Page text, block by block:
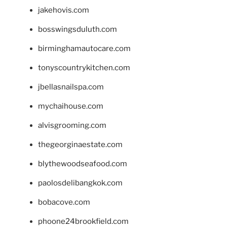
jakehovis.com
bosswingsduluth.com
birminghamautocare.com
tonyscountrykitchen.com
jbellasnailspa.com
mychaihouse.com
alvisgrooming.com
thegeorginaestate.com
blythewoodseafood.com
paolosdelibangkok.com
bobacove.com
phoone24brookfield.com